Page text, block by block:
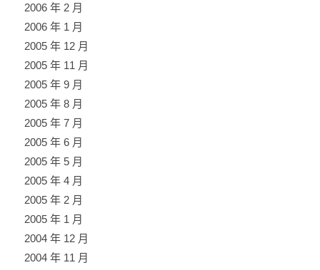
2006 年 2 月
2006 年 1 月
2005 年 12 月
2005 年 11 月
2005 年 9 月
2005 年 8 月
2005 年 7 月
2005 年 6 月
2005 年 5 月
2005 年 4 月
2005 年 2 月
2005 年 1 月
2004 年 12 月
2004 年 11 月